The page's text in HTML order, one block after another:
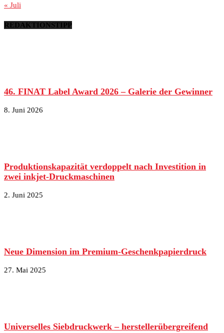
« Juli
REDAKTIONSTIPP
46. FINAT Label Award 2026 – Galerie der Gewinner
8. Juni 2026
Produktionskapazität verdoppelt nach Investition in
zwei inkjet-Druckmaschinen
2. Juni 2025
Neue Dimension im Premium-Geschenkpapierdruck
27. Mai 2025
Universelles Siebdruckwerk – herstellerübergreifend